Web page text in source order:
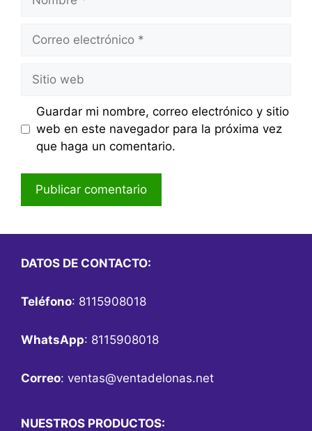
Correo
Sitio
web
Guardar mi nombre, correo electrónico y sitio
web en este navegador para la próxima vez
que haga un comentario.
DATOS DE CONTACTO:
Teléfono: 8115908018
WhatsApp: 8115908018
Correo: ventas@ventadelonas.net
NUESTROS PRODUCTOS: